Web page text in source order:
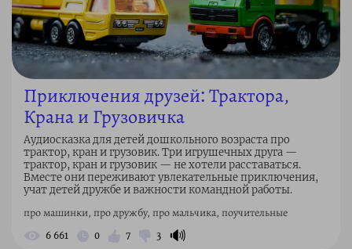
Приключения друзей: Трактора,
Крана и Грузовичка
Аудиосказка для детей дошкольного возраста про
трактор, кран и грузовик. Три игрушечных друга —
трактор, кран и грузовик — не хотели расставаться.
Вместе они переживают увлекательные приключения,
учат детей дружбе и важности командной работы.
про машинки, про дружбу, про мальчика, поучительные
6 661 0 7 3 🔊